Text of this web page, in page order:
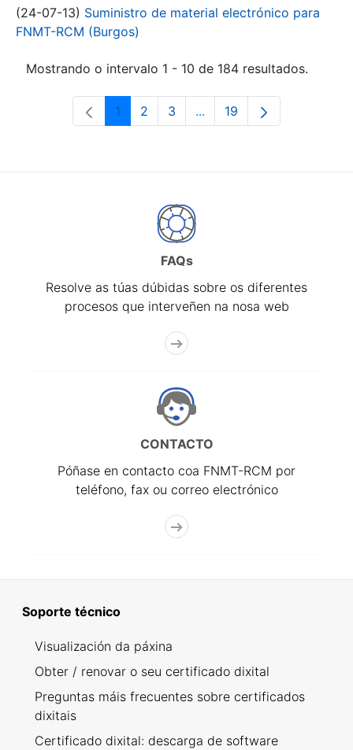
(24-07-13) Suministro de material electrónico para
FNMT-RCM (Burgos)
Mostrando o intervalo 1 - 10 de 184 resultados.
Páxina
1 Páxina
2 Páxina
3 ...Páxinas intermedias Use
Páxina
19
FAQs
Resolve as túas dúbidas sobre os diferentes
procesos que interveñen na nosa web
CONTACTO
Póñase en contacto coa FNMT-RCM por
teléfono, fax ou correo electrónico
Soporte técnico
Visualización da páxina
Obter / renovar o seu certificado dixital
Preguntas máis frecuentes sobre certificados
dixitais
Certificado dixital: descarga de software